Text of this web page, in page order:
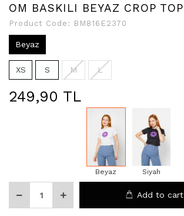
OM BASKILI BEYAZ CROP TOP
Product Code: BM816E2370
Beyaz
XS S M L
249,90 TL
Beyaz Siyah
Add to cart